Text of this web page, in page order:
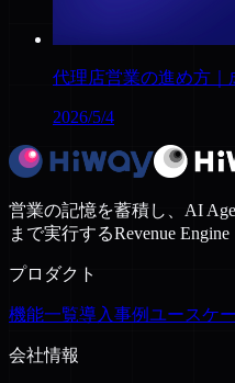
代理店営業の進め方｜
2026/5/4
営業の記憶を蓄積し、AI
まで実行するRevenue Engine
プロダクト
機能一覧導入事例ユースケ
会社情報